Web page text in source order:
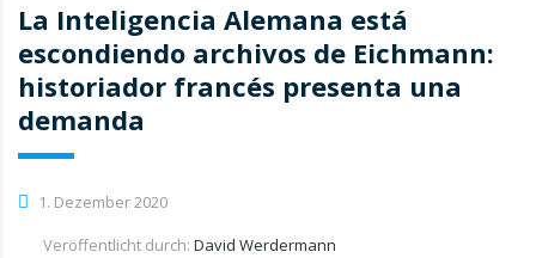
La Inteligencia Alemana está
escondiendo archivos de Eichmann:
historiador francés presenta una
demanda
1. Dezember 2020
Veröffentlicht durch: David Werdermann